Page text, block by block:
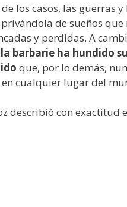
los casos, las
de sueños
y perdidas. A
la barbarie ha hundido
que, por lo demás,
cualquier lugar del
describió con exactitud